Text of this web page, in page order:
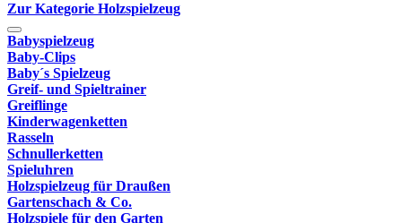
Zur Kategorie Holzspielzeug
Babyspielzeug
Baby-Clips
Baby´s Spielzeug
Greif- und Spieltrainer
Greiflinge
Kinderwagenketten
Rasseln
Schnullerketten
Spieluhren
Holzspielzeug für Draußen
Gartenschach & Co.
Holzspiele für den Garten